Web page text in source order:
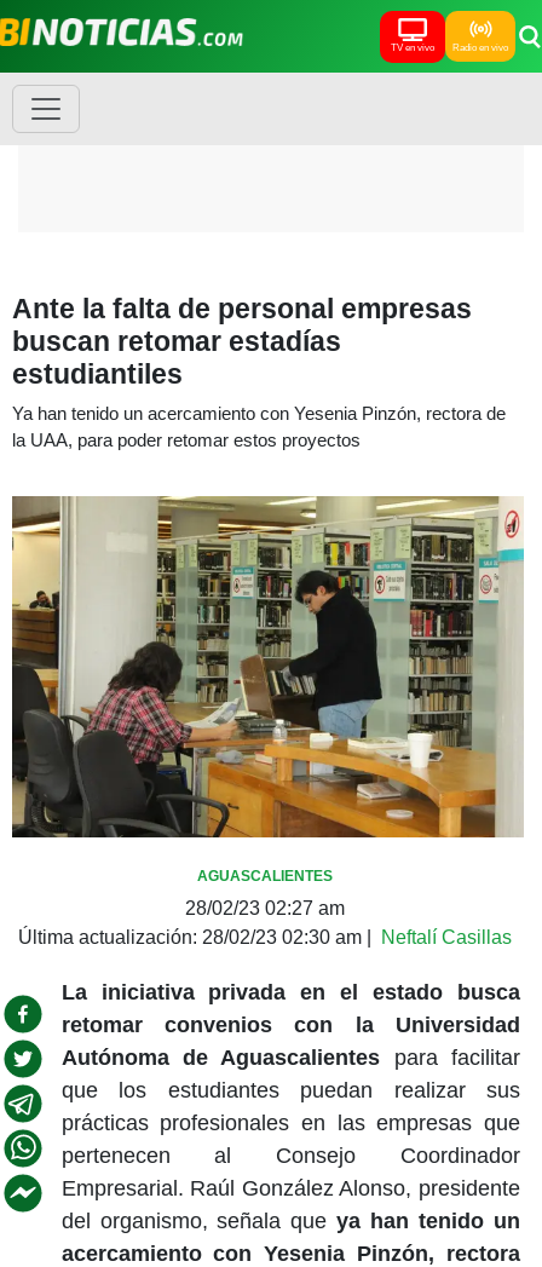
TV en vivo Radio en vivo
Ante la falta de personal empresas
buscan retomar estadías
estudiantiles
Ya han tenido un acercamiento con Yesenia Pinzón, rectora de
la UAA, para poder retomar estos proyectos
AGUASCALIENTES
28/02/23 02:27 am
Última actualización: 28/02/23 02:30 am Neftalí Casillas
La iniciativa privada en el estado busca
retomar convenios con la Universidad
Autónoma de Aguascalientes para facilitar
que los estudiantes puedan realizar sus
prácticas profesionales en las empresas que
pertenecen al Consejo Coordinador
Empresarial. Raúl González Alonso, presidente
del organismo, señala que ya han tenido un
acercamiento con Yesenia Pinzón, rectora